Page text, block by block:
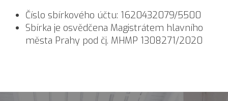
Číslo sbírkového účtu: 1620432079/5500
Sbírka je osvědčena Magistrátem hlavního
města Prahy pod čj. MHMP 1308271/2020